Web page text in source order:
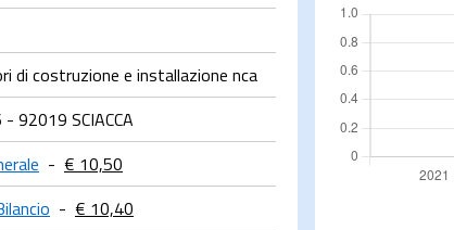
di costruzione e installazione nca
92019 SCIACCA
- € 10,50
- € 10,40